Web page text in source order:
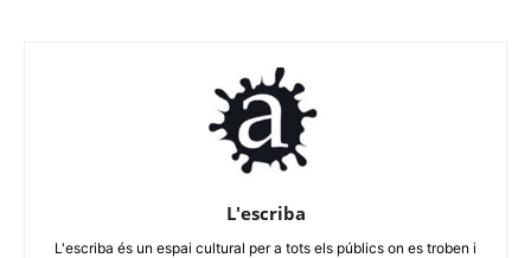
L'escriba
L'escriba és un espai cultural per a tots els públics on es troben i